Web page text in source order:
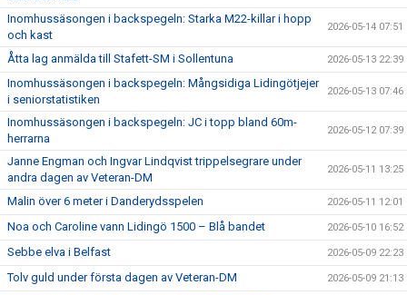
Inomhussäsongen i backspegeln: Starka M22-killar i hopp
och kast
2026-05-14 07:51
Åtta lag anmälda till Stafett-SM i Sollentuna 2026-05-13 22:39
Inomhussäsongen i backspegeln: Mångsidiga Lidingötjejer
i seniorstatistiken
2026-05-13 07:46
Inomhussäsongen i backspegeln: JC i topp bland 60m-
herrarna
2026-05-12 07:39
Janne Engman och Ingvar Lindqvist trippelsegrare under
andra dagen av Veteran-DM
2026-05-11 13:25
Malin över 6 meter i Danderydsspelen 2026-05-11 12:01
Noa och Caroline vann Lidingö 1500 – Blå bandet 2026-05-10 16:52
Sebbe elva i Belfast 2026-05-09 22:23
Tolv guld under första dagen av Veteran-DM 2026-05-09 21:13